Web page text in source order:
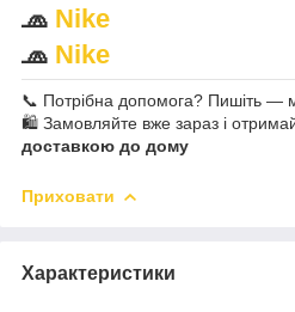
🧢 Nike
🧢 Nike
📞 Потрібна допомога? Пишіть —
🛍️ Замовляйте вже зараз і
доставкою до дому
Приховати
Характеристики